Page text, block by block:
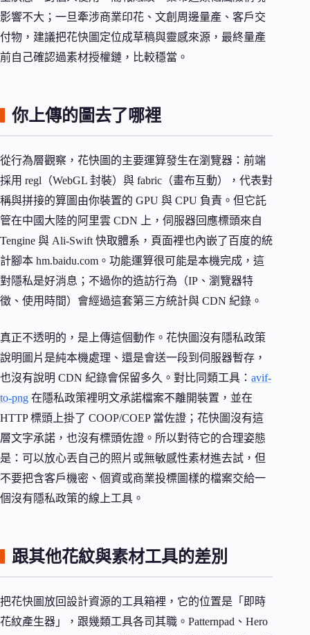
影響不大；一旦牽涉商業印花、文創周邊量產、客戶交
付物，建議把花快圖定位成草稿與靈感來源，最終量產
前自己確認過素材授權鏈，比較穩當。
你上傳的圖去了哪裡
從行為層觀察，花快圖的主要運算發生在瀏覽器：前端
採用 regl（WebGL 封裝）與 fabric（畫布互動），代表對
稱與拼接的算圖由你裝置的 GPU 與 CPU 負責。但它託
管在中國大陸的阿里雲 CDN 上，伺服器回應標頭來自
Tengine 與 Ali-Swift 快取體系，頁面裡也內嵌了百度的統
計腳本 hm.baidu.com。功能運算很可能是本機完成，這
對隱私是好消息；不過你的造訪行為（IP、瀏覽器特
徵、使用時間）會經過這套第三方統計與 CDN 紀錄。
真正不透明的，是上傳這個動作。花快圖沒有隱私政策
說明圖片是純本機處理、還是會送一段到伺服器暫存，
也沒有說明 CDN 紀錄會保留多久。對比同類工具： avif-
to-png 在隱私政策裡明文承諾檔案不離開裝置，並在
HTTP 標頭上掛了 COOP/COEP 當佐證；花快圖沒有這
層文字承諾，也沒有標頭佐證。所以對待它的合理姿態
是：可以放心丟自己的照片或無敏感性素材進去試，但
不要把含客戶機密、個資或商業投標圖樣的檔案交給一
個沒有隱私政策的線上工具。
跟其他花紋與素材工具的差別
把花快圖放回設計資源的工具箱裡，它的位置是「即時
花紋產生器」，跟幾類工具各司其職。Patternpad、Hero